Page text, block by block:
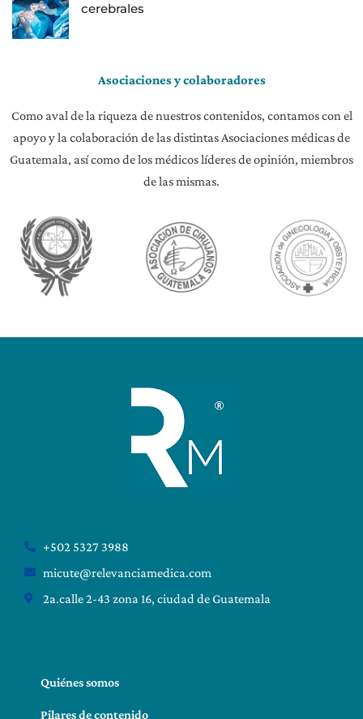
cerebrales
Asociaciones y colaboradores
Como aval de la riqueza de nuestros contenidos, contamos con el
apoyo y la colaboración de las distintas Asociaciones médicas de
Guatemala, así como de los médicos líderes de opinión, miembros
de las mismas.
+502 5327 3988
micute@relevanciamedica.com
2a.calle 2-43 zona 16, ciudad de Guatemala
Quiénes somos
Pilares de contenido